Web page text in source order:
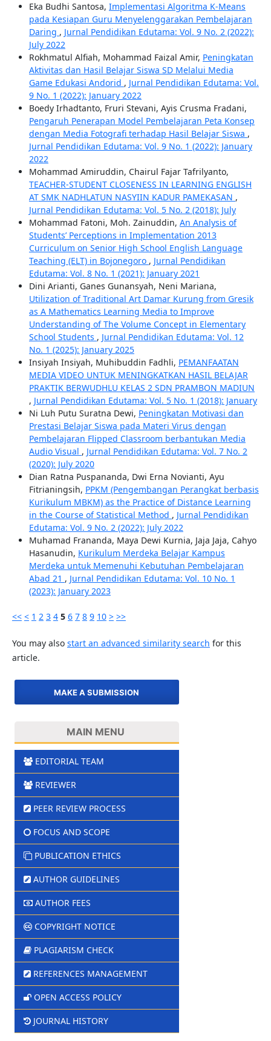
Eka Budhi Santosa, Implementasi Algoritma K-Means
pada Kesiapan Guru Menyelenggarakan Pembelajaran
Daring , Jurnal Pendidikan Edutama: Vol. 9 No. 2 (2022):
July 2022
Rokhmatul Alfiah, Mohammad Faizal Amir, Peningkatan
Aktivitas dan Hasil Belajar Siswa SD Melalui Media
Game Edukasi Andorid , Jurnal Pendidikan Edutama: Vol.
9 No. 1 (2022): January 2022
Boedy Irhadtanto, Fruri Stevani, Ayis Crusma Fradani,
Pengaruh Penerapan Model Pembelajaran Peta Konsep
dengan Media Fotografi terhadap Hasil Belajar Siswa ,
Jurnal Pendidikan Edutama: Vol. 9 No. 1 (2022): January
2022
Mohammad Amiruddin, Chairul Fajar Tafrilyanto,
TEACHER-STUDENT CLOSENESS IN LEARNING ENGLISH
AT SMK NADHLATUN NASYIIN KADUR PAMEKASAN ,
Jurnal Pendidikan Edutama: Vol. 5 No. 2 (2018): July
Mohammad Fatoni, Moh. Zainuddin, An Analysis of
Students’ Perceptions in Implementation 2013
Curriculum on Senior High School English Language
Teaching (ELT) in Bojonegoro , Jurnal Pendidikan
Edutama: Vol. 8 No. 1 (2021): January 2021
Dini Arianti, Ganes Gunansyah, Neni Mariana,
Utilization of Traditional Art Damar Kurung from Gresik
as A Mathematics Learning Media to Improve
Understanding of The Volume Concept in Elementary
School Students , Jurnal Pendidikan Edutama: Vol. 12
No. 1 (2025): January 2025
Insiyah Insiyah, Muhibuddin Fadhli, PEMANFAATAN
MEDIA VIDEO UNTUK MENINGKATKAN HASIL BELAJAR
PRAKTIK BERWUDHLU KELAS 2 SDN PRAMBON MADIUN
, Jurnal Pendidikan Edutama: Vol. 5 No. 1 (2018): January
Ni Luh Putu Suratna Dewi, Peningkatan Motivasi dan
Prestasi Belajar Siswa pada Materi Virus dengan
Pembelajaran Flipped Classroom berbantukan Media
Audio Visual , Jurnal Pendidikan Edutama: Vol. 7 No. 2
(2020): July 2020
Dian Ratna Puspananda, Dwi Erna Novianti, Ayu
Fitrianingsih, PPKM (Pengembangan Perangkat berbasis
Kurikulum MBKM) as the Practice of Distance Learning
in the Course of Statistical Method , Jurnal Pendidikan
Edutama: Vol. 9 No. 2 (2022): July 2022
Muhamad Frananda, Maya Dewi Kurnia, Jaja Jaja, Cahyo
Hasanudin, Kurikulum Merdeka Belajar Kampus
Merdeka untuk Memenuhi Kebutuhan Pembelajaran
Abad 21 , Jurnal Pendidikan Edutama: Vol. 10 No. 1
(2023): January 2023
<< < 1 2 3 4 5 6 7 8 9 10 > >>
You may also start an advanced similarity search for this
article.
MAKE A SUBMISSION
MAIN MENU
EDITORIAL TEAM
REVIEWER
PEER REVIEW PROCESS
FOCUS AND SCOPE
PUBLICATION ETHICS
AUTHOR GUIDELINES
AUTHOR FEES
COPYRIGHT NOTICE
PLAGIARISM CHECK
REFERENCES MANAGEMENT
OPEN ACCESS POLICY
JOURNAL HISTORY